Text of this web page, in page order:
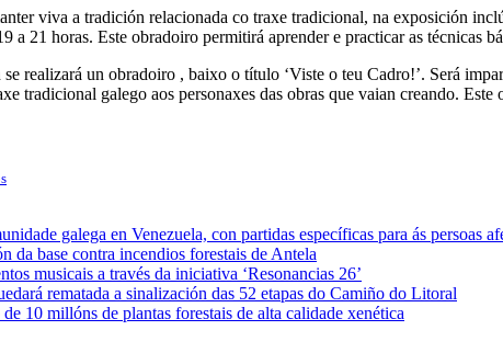
viva a tradición relacionada co traxe tradicional, na exposición
a 21 horas. Este obradoiro permitirá aprender e practicar as técnicas
se realizará un obradoiro , baixo o título ‘Viste o teu Cadro!’. Será
tradicional galego aos personaxes das obras que vaian creando.
galega en Venezuela, con partidas específicas para ás persoas
da base contra incendios forestais de Antela
musicais a través da iniciativa ‘Resonancias 26’
rematada a sinalización das 52 etapas do Camiño do Litoral
10 millóns de plantas forestais de alta calidade xenética